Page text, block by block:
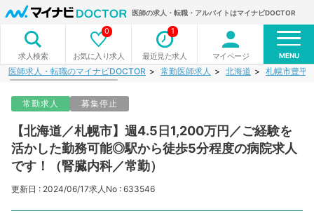
医師の求人・転職・アルバイトはマイナビDOCTOR
求人検索 お気に入り求人
0
最近見た求人
1
マイページ MENU
医師求人・転職のマイナビDOCTOR 常勤医師求人 北海道 札幌市豊平
常勤求人 募集停止
【北海道／札幌市】週4.5日1,200万円／ご経験を
活かした勤務可能◎駅から徒歩5分程度の病院求人
です！（腎臓内科／常勤）
更新日 : 2024/06/17求人No : 633546